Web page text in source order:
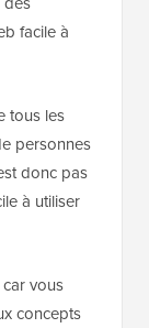
facile à
tous les
personnes
donc pas
à utiliser
vous
concepts